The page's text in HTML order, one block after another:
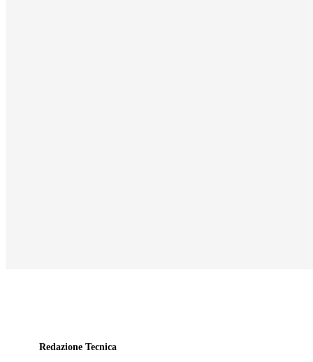
Redazione Tecnica